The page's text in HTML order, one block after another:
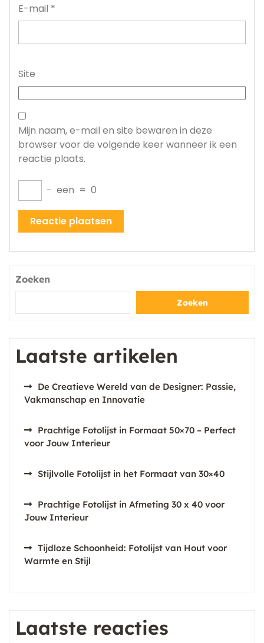
E-mail *
Site
Mijn naam, e-mail en site bewaren in deze
browser voor de volgende keer wanneer ik een
reactie plaats.
− een = 0
Zoeken
Zoeken
Laatste artikelen
De Creatieve Wereld van de Designer: Passie,
Vakmanschap en Innovatie
Prachtige Fotolijst in Formaat 50×70 – Perfect
voor Jouw Interieur
Stijlvolle Fotolijst in het Formaat van 30×40
Prachtige Fotolijst in Afmeting 30 x 40 voor
Jouw Interieur
Tijdloze Schoonheid: Fotolijst van Hout voor
Warmte en Stijl
Laatste reacties